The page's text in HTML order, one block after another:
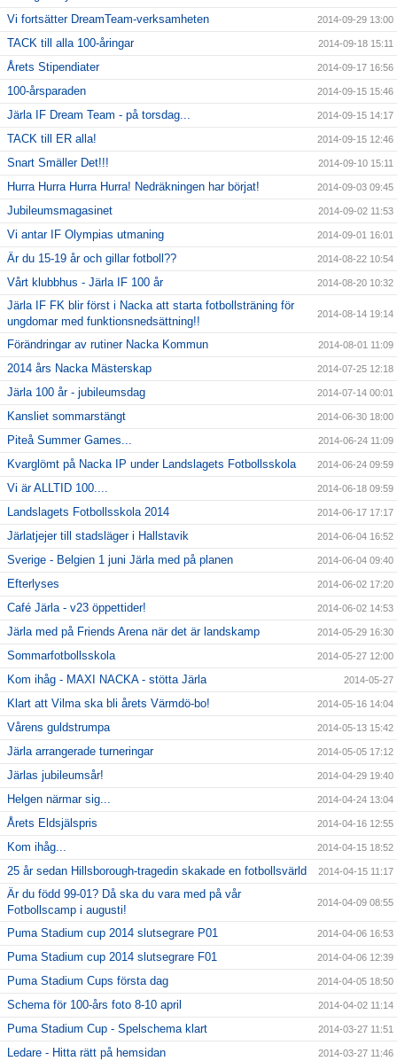
Vi fortsätter DreamTeam-verksamheten 2014-09-29 13:00
TACK till alla 100-åringar 2014-09-18 15:11
Årets Stipendiater 2014-09-17 16:56
100-årsparaden 2014-09-15 15:46
Järla IF Dream Team - på torsdag... 2014-09-15 14:17
TACK till ER alla! 2014-09-15 12:46
Snart Smäller Det!!! 2014-09-10 15:11
Hurra Hurra Hurra Hurra! Nedräkningen har börjat! 2014-09-03 09:45
Jubileumsmagasinet 2014-09-02 11:53
Vi antar IF Olympias utmaning 2014-09-01 16:01
Är du 15-19 år och gillar fotboll?? 2014-08-22 10:54
Vårt klubbhus - Järla IF 100 år 2014-08-20 10:32
Järla IF FK blir först i Nacka att starta fotbollsträning för
ungdomar med funktionsnedsättning!!
2014-08-14 19:14
Förändringar av rutiner Nacka Kommun 2014-08-01 11:09
2014 års Nacka Mästerskap 2014-07-25 12:18
Järla 100 år - jubileumsdag 2014-07-14 00:01
Kansliet sommarstängt 2014-06-30 18:00
Piteå Summer Games... 2014-06-24 11:09
Kvarglömt på Nacka IP under Landslagets Fotbollsskola 2014-06-24 09:59
Vi är ALLTID 100.... 2014-06-18 09:59
Landslagets Fotbollsskola 2014 2014-06-17 17:17
Järlatjejer till stadsläger i Hallstavik 2014-06-04 16:52
Sverige - Belgien 1 juni Järla med på planen 2014-06-04 09:40
Efterlyses 2014-06-02 17:20
Café Järla - v23 öppettider! 2014-06-02 14:53
Järla med på Friends Arena när det är landskamp 2014-05-29 16:30
Sommarfotbollsskola 2014-05-27 12:00
Kom ihåg - MAXI NACKA - stötta Järla 2014-05-27
Klart att Vilma ska bli årets Värmdö-bo! 2014-05-16 14:04
Vårens guldstrumpa 2014-05-13 15:42
Järla arrangerade turneringar 2014-05-05 17:12
Järlas jubileumsår! 2014-04-29 19:40
Helgen närmar sig... 2014-04-24 13:04
Årets Eldsjälspris 2014-04-16 12:55
Kom ihåg... 2014-04-15 18:52
25 år sedan Hillsborough-tragedin skakade en fotbollsvärld 2014-04-15 11:17
Är du född 99-01? Då ska du vara med på vår
Fotbollscamp i augusti!
2014-04-09 08:55
Puma Stadium cup 2014 slutsegrare P01 2014-04-06 16:53
Puma Stadium cup 2014 slutsegrare F01 2014-04-06 12:39
Puma Stadium Cups första dag 2014-04-05 18:50
Schema för 100-års foto 8-10 april 2014-04-02 11:14
Puma Stadium Cup - Spelschema klart 2014-03-27 11:51
Ledare - Hitta rätt på hemsidan 2014-03-27 11:46